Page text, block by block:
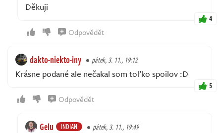
Děkuji
4
Odpovědět
dakto-niekto-iny pátek, 3. 11., 19:12
Krásne podané ale nečakal som toľko spoilov :D
5
Odpovědět
Gelu INDIAN pátek, 3. 11., 19:49